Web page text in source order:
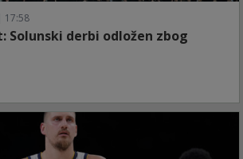
17:58
Solunski derbi odložen zbog